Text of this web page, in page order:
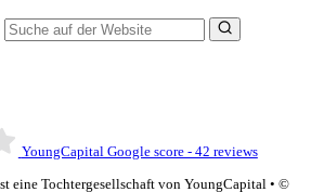
YoungCapital Google score - 42 reviews
eine Tochtergesellschaft von YoungCapital • ©